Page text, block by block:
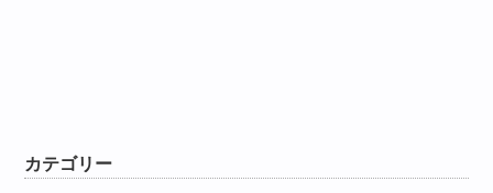
カテゴリー